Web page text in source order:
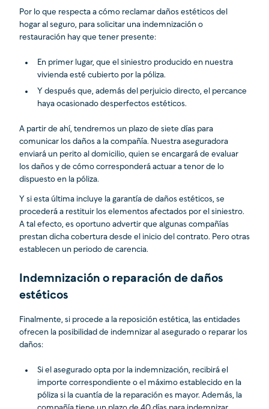
Por lo que respecta a cómo reclamar daños estéticos del
hogar al seguro, para solicitar una indemnización o
restauración hay que tener presente:
En primer lugar, que el siniestro producido en nuestra
vivienda esté cubierto por la póliza.
Y después que, además del perjuicio directo, el percance
haya ocasionado desperfectos estéticos.
A partir de ahí, tendremos un plazo de siete días para
comunicar los daños a la compañía. Nuestra aseguradora
enviará un perito al domicilio, quien se encargará de evaluar
los daños y de cómo corresponderá actuar a tenor de lo
dispuesto en la póliza.
Y si esta última incluye la garantía de daños estéticos, se
procederá a restituir los elementos afectados por el siniestro.
A tal efecto, es oportuno advertir que algunas compañías
prestan dicha cobertura desde el inicio del contrato. Pero otras
establecen un periodo de carencia.
Indemnización o reparación de daños
estéticos
Finalmente, si procede a la reposición estética, las entidades
ofrecen la posibilidad de indemnizar al asegurado o reparar los
daños:
Si el asegurado opta por la indemnización, recibirá el
importe correspondiente o el máximo establecido en la
póliza si la cuantía de la reparación es mayor. Además, la